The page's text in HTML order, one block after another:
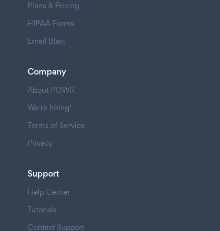
Plans & Pricing
HIPAA Forms
Email Blast
Company
About POWR
We're hiring!
Terms of Service
Privacy
Support
Help Center
Tutorials
Contact Support